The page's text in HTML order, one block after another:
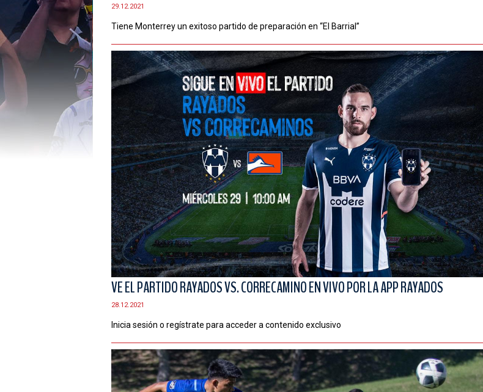
29.12.2021
Tiene Monterrey un exitoso partido de preparación en “El Barrial”
VE EL PARTIDO RAYADOS VS. CORRECAMINO EN VIVO POR LA APP RAYADOS
28.12.2021
Inicia sesión o regístrate para acceder a contenido exclusivo